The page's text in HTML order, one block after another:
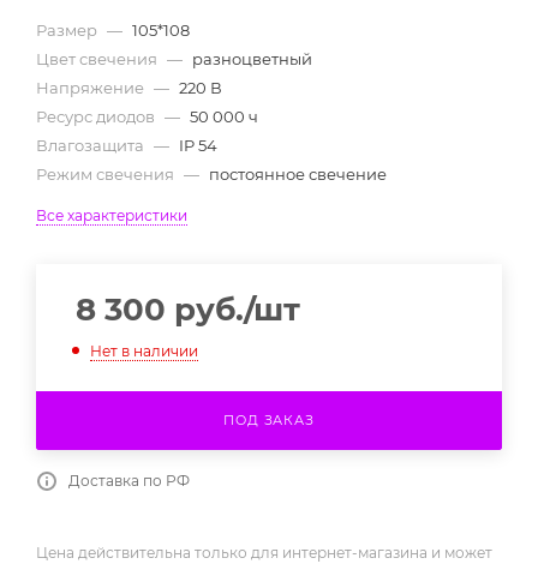
Размер — 105*108
Цвет свечения — разноцветный
Напряжение — 220 В
Ресурс диодов — 50 000 ч
Влагозащита — IP 54
Режим свечения — постоянное свечение
Все характеристики
8 300 руб./шт
Нет в наличии
ПОД ЗАКАЗ
Доставка по РФ
Цена действительна только для интернет-магазина и может